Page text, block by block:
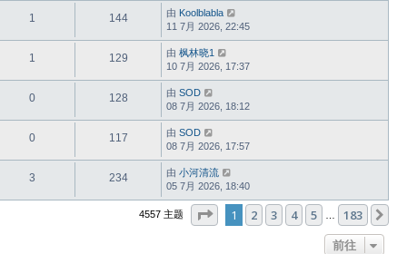
1 144 由 Koolblabla
11 7月 2026, 22:45
1 129 由 枫林晓1
10 7月 2026, 17:37
0 128 由 SOD
08 7月 2026, 18:12
0 117 由 SOD
08 7月 2026, 17:57
3 234 由 小河清流
05 7月 2026, 18:40
4557 主题 分页： 1 183
1 2 3 4 5 183
前往